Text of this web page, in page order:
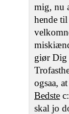
mig, nu
hende
giør Dig
ogsaa,
Bedste
skal jo